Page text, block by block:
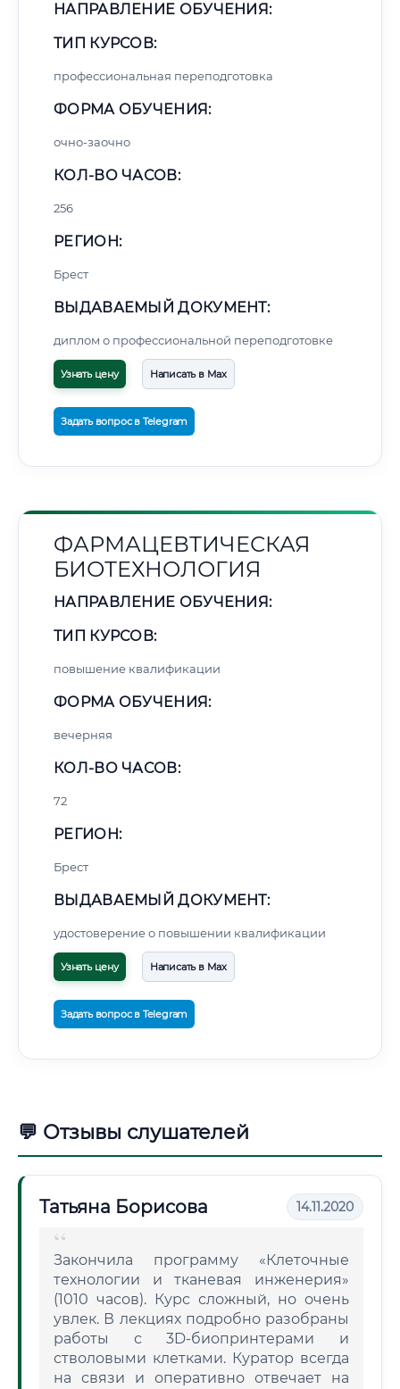
НАПРАВЛЕНИЕ ОБУЧЕНИЯ:
ТИП КУРСОВ:
профессиональная переподготовка
ФОРМА ОБУЧЕНИЯ:
очно-заочно
КОЛ-ВО ЧАСОВ:
256
РЕГИОН:
Брест
ВЫДАВАЕМЫЙ ДОКУМЕНТ:
диплом о профессиональной переподготовке
Узнать цену Написать в Max
Задать вопрос в Telegram
ФАРМАЦЕВТИЧЕСКАЯ
БИОТЕХНОЛОГИЯ
НАПРАВЛЕНИЕ ОБУЧЕНИЯ:
ТИП КУРСОВ:
повышение квалификации
ФОРМА ОБУЧЕНИЯ:
вечерняя
КОЛ-ВО ЧАСОВ:
72
РЕГИОН:
Брест
ВЫДАВАЕМЫЙ ДОКУМЕНТ:
удостоверение о повышении квалификации
Узнать цену Написать в Max
Задать вопрос в Telegram
💬 Отзывы слушателей
Татьяна Борисова 14.11.2020
Закончила программу «Клеточные
технологии и тканевая инженерия»
(1010 часов). Курс сложный, но очень
увлек. В лекциях подробно разобраны
работы с 3D-биопринтерами и
стволовыми клетками. Куратор всегда
на связи и оперативно отвечает на